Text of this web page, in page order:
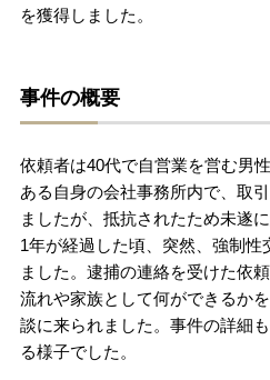
解決実績
ご依頼者からのお手紙
無料相談の口コミ評判
刑事事件について
を獲得しました。
事件の概要
依頼者は40代で自営業を営む男
ある自身の会社事務所内で、取
ましたが、抵抗されたため未遂
1年が経過した頃、突然、強制
ました。逮捕の連絡を受けた依
流れや家族として何ができるか
談に来られました。事件の詳細
る様子でした。